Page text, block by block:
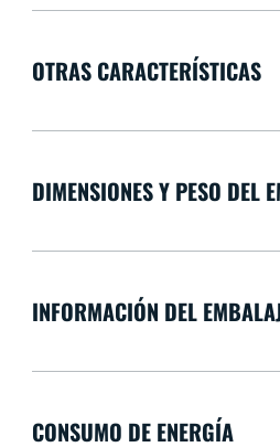
OTRAS CARACTERÍSTICAS
DIMENSIONES Y PESO DEL
INFORMACIÓN DEL
CONSUMO DE ENERGÍA